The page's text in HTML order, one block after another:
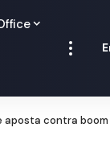
aposta contra boom